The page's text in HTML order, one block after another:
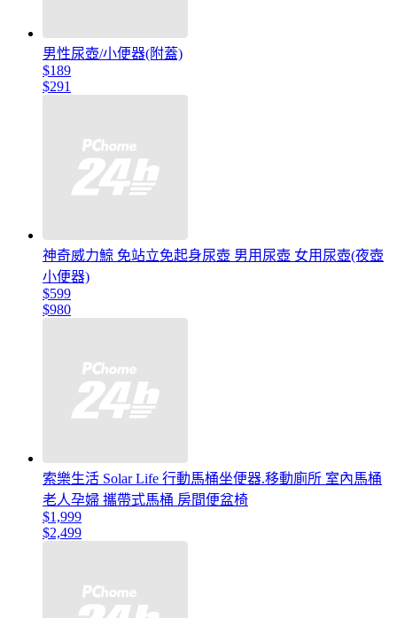
男性尿壺/小便器(附蓋)
$189
$291
神奇威力鯨 免站立免起身尿壺 男用尿壺 女用尿壺(夜壺
小便器)
$599
$980
索樂生活 Solar Life 行動馬桶坐便器.移動廁所 室內馬桶
老人孕婦 攜帶式馬桶 房間便盆椅
$1,999
$2,499